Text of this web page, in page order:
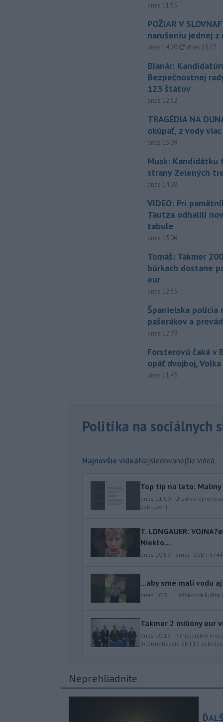
dnes 11:55
POŽIAR V
narušeniu jednej z
dnes 14:20, aktualizované
dnes 15:27
Blanár:
Bezpečnostnej
123 štátov
dnes 12:52
TRAGÉDIA NA
okúpať, z vody
dnes 13:09
Musk: Kandidátku
strany Zelených
dnes 14:28
VIDEO: Pri
Tautza odhalili
tabule
dnes 13:06
Tomáš: Takmer
búrkach dostane
eur
dnes 12:53
Španielska polícia
pašerákov a
dnes 12:39
Forsterovú čaká v
opäť dvojboj,
dnes 11:43
Politika na sociálnych
Najnovšie videáNajsledovanejšie videá
Top tip na leto:
dnes 11:00 | Úrad verejného
zobrazení
T. LONGAUER:
Niekto...
dnes 10:59 | Smer - SSD | 3744
...aby sme mali vodu
dnes 10:31 | Laššáková Judita |
Takmer 2 milióny eur
dnes 10:19 | Ministerstvo
informatizácie SR | 19
Neprehliadnite